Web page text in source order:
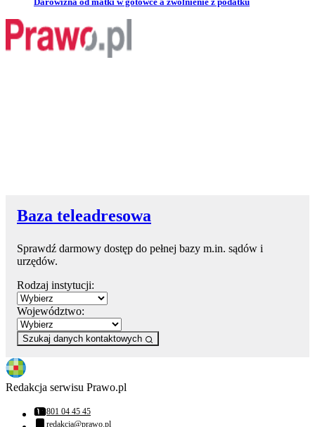
Baza teleadresowa
Sprawdź darmowy dostęp do pełnej bazy m.in. sądów i
urzędów.
Rodzaj instytucji:
Województwo:
Szukaj danych kontaktowych
Redakcja serwisu Prawo.pl
Numer telefonu:
801 04 45 45
redakcja@prawo.pl